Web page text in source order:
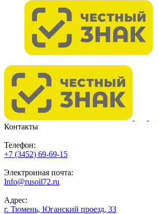
Контакты
Телефон:
+7 (3452) 69-69-15
Электронная почта:
Info@rusoil72.ru
Адрес:
г. Тюмень, Юганский проезд, 33